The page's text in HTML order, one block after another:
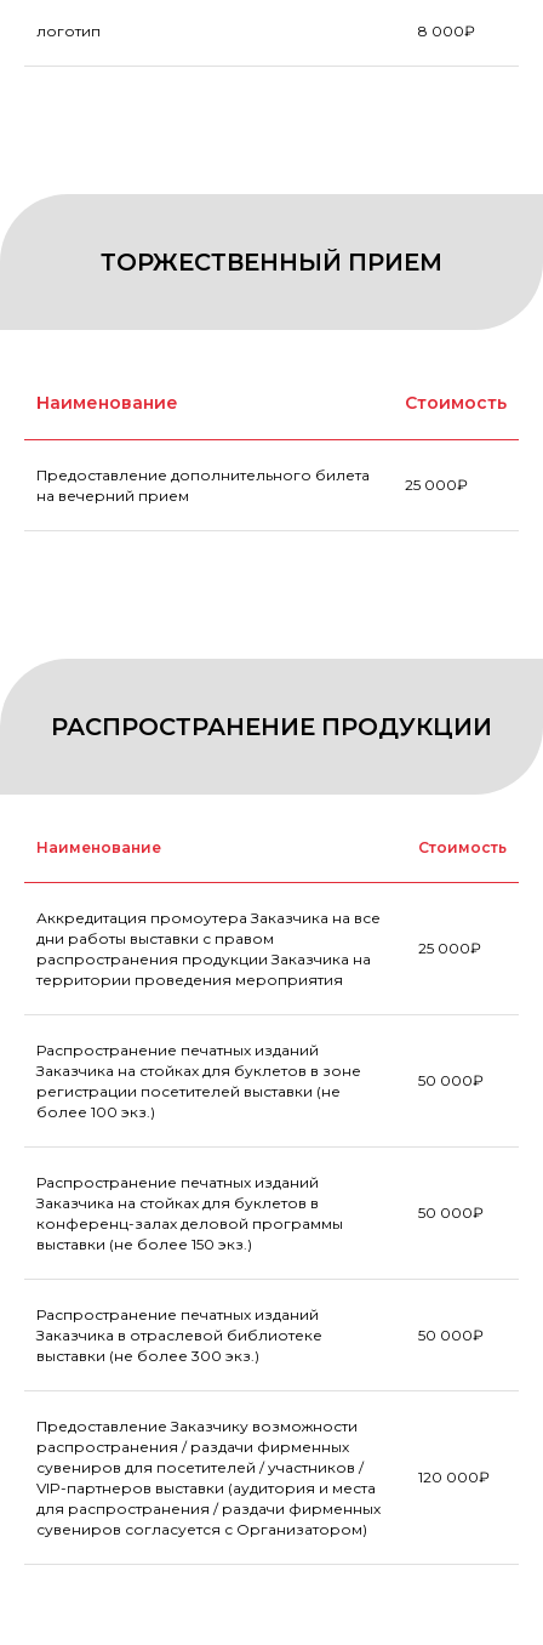
логотип 8 000₽
Наименование Стоимость
Предоставление дополнительного билета
на вечерний прием
25 000₽
Наименование Стоимость
Аккредитация промоутера Заказчика на все
дни работы выставки с правом
распространения продукции Заказчика на
территории проведения мероприятия
25 000₽
Распространение печатных изданий
Заказчика на стойках для буклетов в зоне
регистрации посетителей выставки (не
более 100 экз.)
50 000₽
Распространение печатных изданий
Заказчика на стойках для буклетов в
конференц-залах деловой программы
выставки (не более 150 экз.)
50 000₽
Распространение печатных изданий
Заказчика в отраслевой библиотеке
выставки (не более 300 экз.)
50 000₽
Предоставление Заказчику возможности
распространения / раздачи фирменных
сувениров для посетителей / участников /
VIP-партнеров выставки (аудитория и места
для распространения / раздачи фирменных
сувениров согласуется с Организатором)
120 000₽
ПРЕДОСТАВЛЕНИЕ КОНФЕРЕНЦ-
ЗАЛОВ И ОБОРУДОВАНИЯ ДЛЯ
ПРОВЕДЕНИЯ ДЕЛОВЫХ
УБОРКА НА СТЕНДЕ